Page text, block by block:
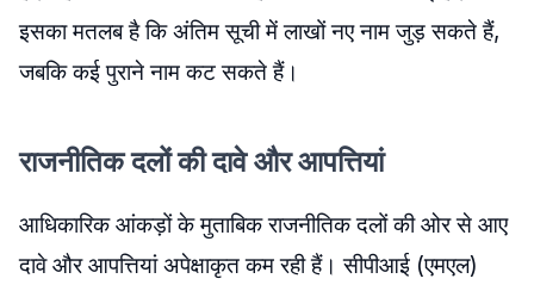
इसका मतलब है कि अंतिम सूची में लाखों नए नाम जुड़ सकते हैं,
जबकि कई पुराने नाम कट सकते हैं।
राजनीतिक दलों की दावे और आपत्तियां
आधिकारिक आंकड़ों के मुताबिक राजनीतिक दलों की ओर से आए
दावे और आपत्तियां अपेक्षाकृत कम रही हैं। सीपीआई (एमएल)